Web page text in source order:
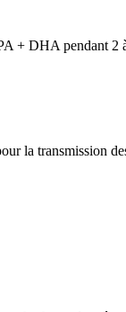
+ DHA pendant 2
la transmission